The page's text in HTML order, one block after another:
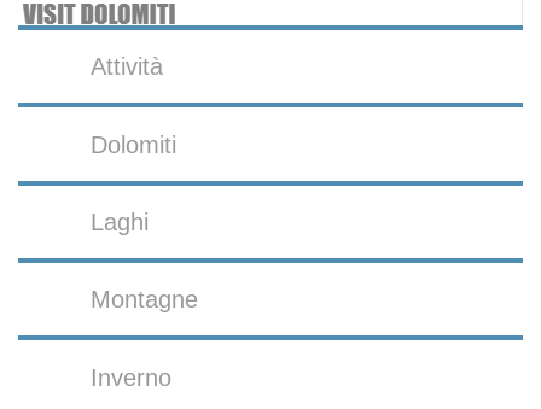
Attività
Dolomiti
Laghi
Montagne
Inverno